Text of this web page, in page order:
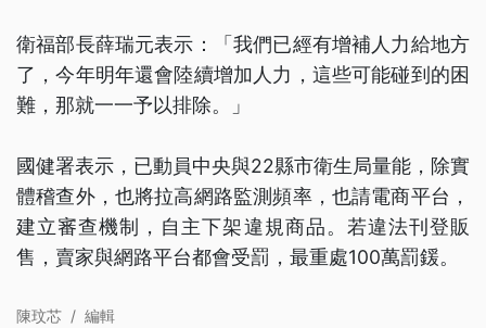
衛福部長薛瑞元表示：「我們已經有增補人力給地方
了，今年明年還會陸續增加人力，這些可能碰到的困
難，那就一一予以排除。」
國健署表示，已動員中央與22縣市衛生局量能，除實
體稽查外，也將拉高網路監測頻率，也請電商平台，
建立審查機制，自主下架違規商品。若違法刊登販
售，賣家與網路平台都會受罰，最重處100萬罰鍰。
陳玟芯 / 編輯